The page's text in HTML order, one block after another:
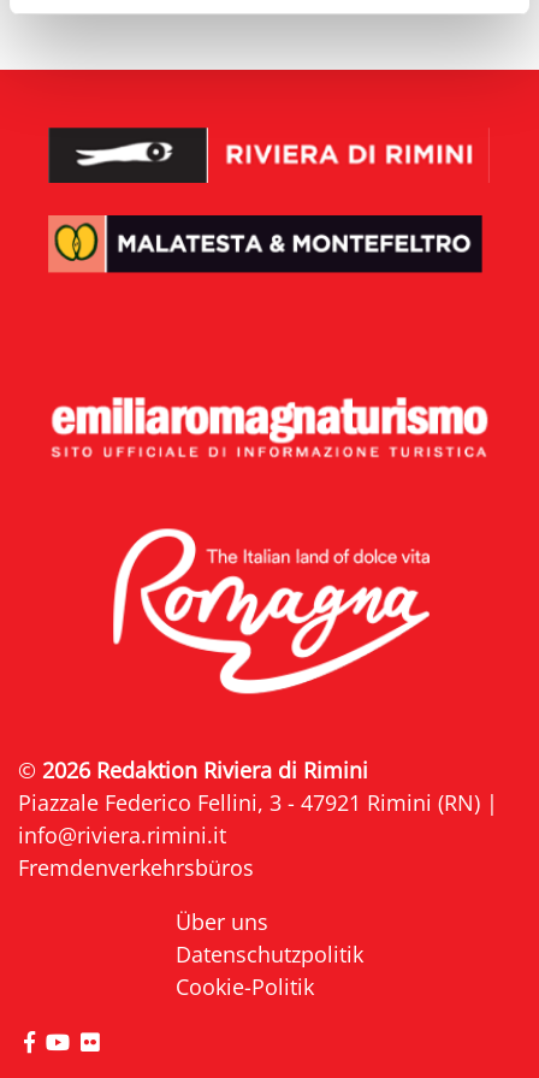
© 2026 Redaktion Riviera di Rimini
Piazzale Federico Fellini, 3 - 47921 Rimini (RN) |
info@riviera.rimini.it
Fremdenverkehrsbüros
Über uns
Datenschutzpolitik
Cookie-Politik
die Seite Facebook von Riviera di Rimini
die Seite YouTube von Riviera di Rimini
die Seite Flickr von Riviera di Rimini